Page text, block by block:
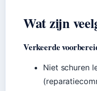
Wat zijn
Verkeerde
Niet schuren